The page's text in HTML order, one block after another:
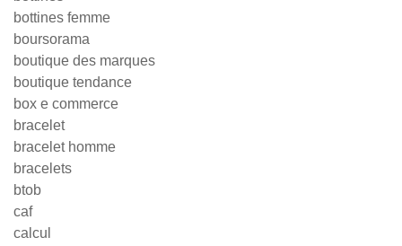
bottines femme
boursorama
boutique des marques
boutique tendance
box e commerce
bracelet
bracelet homme
bracelets
btob
caf
calcul